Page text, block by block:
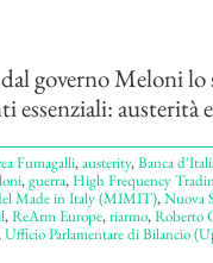
governo Meloni
essenziali: austerità
Fumagalli,austerity,Banca
,guerra,High Frequency
Made in Italy (MIMIT),Nuova
,ReArm Europe,riarmo,Roberto
Ufficio Parlamentare di Bilancio